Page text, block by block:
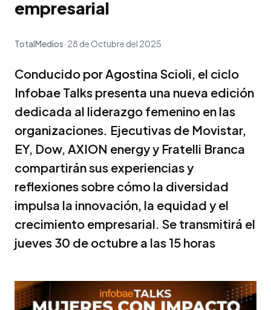
empresarial
TotalMedios 28 de Octubre del 2025
Conducido por Agostina Scioli, el ciclo
Infobae Talks presenta una nueva edición
dedicada al liderazgo femenino en las
organizaciones. Ejecutivas de Movistar,
EY, Dow, AXION energy y Fratelli Branca
compartirán sus experiencias y
reflexiones sobre cómo la diversidad
impulsa la innovación, la equidad y el
crecimiento empresarial. Se transmitirá el
jueves 30 de octubre a las 15 horas